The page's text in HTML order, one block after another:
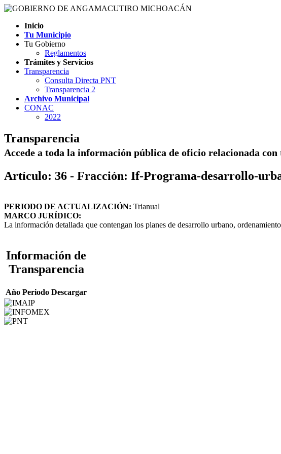
Inicio
Tu Municipio
Tu Gobierno
Reglamentos
Trámites y Servicios
Transparencia
Consulta Directa PNT
Transparencia 2
Archivo Municipal
CONAC
2022
Transparencia
Accede a toda la información pública de oficio relacionada
Artículo: 36 - Fracción: If-Programa-desarrollo-
PERIODO DE ACTUALIZACIÓN: Trianual
MARCO JURÍDICO:
La información detallada que contengan los planes de desarrollo urbano,
Información de
Transparencia
Año Periodo Descargar